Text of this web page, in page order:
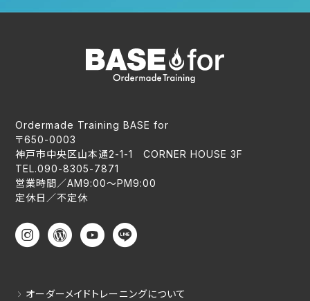
Ordermade Training BASE for
〒650-0003
神戸市中央区山本通2-1-1 CORNER HOUSE 3F
TEL.090-8305-7871
営業時間／AM9:00〜PM9:00
定休日／不定休
オーダーメイドトレーニングについて